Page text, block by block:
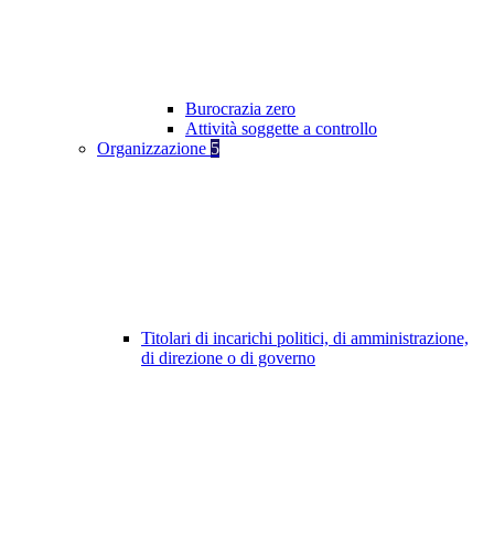
Burocrazia zero
Attività soggette a controllo
Organizzazione 5
Titolari di incarichi politici, di amministrazione,
di direzione o di governo